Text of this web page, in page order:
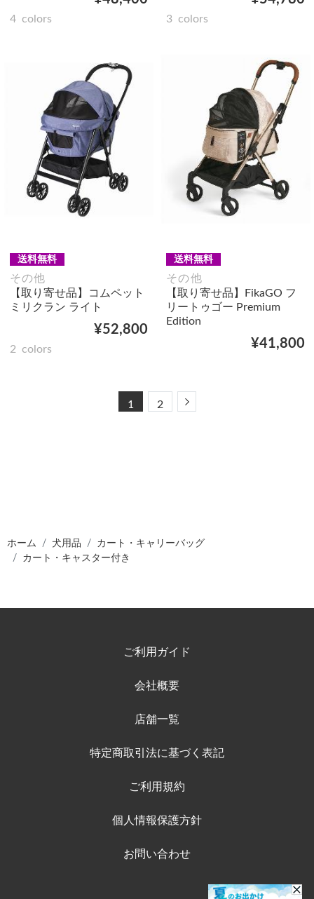
4 colors 3 colors
送料無料
その他
【取り寄せ品】コムペット
ミリクラン ライト
¥52,800
2 colors
送料無料
その他
【取り寄せ品】FikaGO フ
リートゥゴー Premium
Edition
¥41,800
1 2 Next
ホーム 犬用品
カート・キャリーバッグ
カート・キャスター付き
ご利用ガイド
会社概要
店舗一覧
特定商取引法に基づく表記
ご利用規約
個人情報保護方針
お問い合わせ